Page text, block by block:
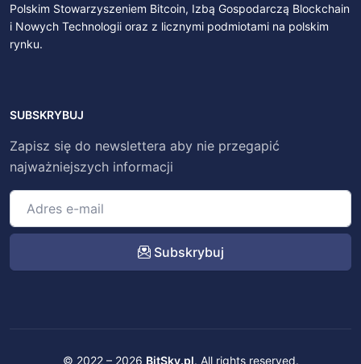
Polskim Stowarzyszeniem Bitcoin, Izbą Gospodarczą Blockchain
i Nowych Technologii oraz z licznymi podmiotami na polskim
rynku.
SUBSKRYBUJ
Zapisz się do newslettera aby nie przegapić
najważniejszych informacji
Subskrybuj
© 2022 – 2026 BitSky.pl. All rights reserved.